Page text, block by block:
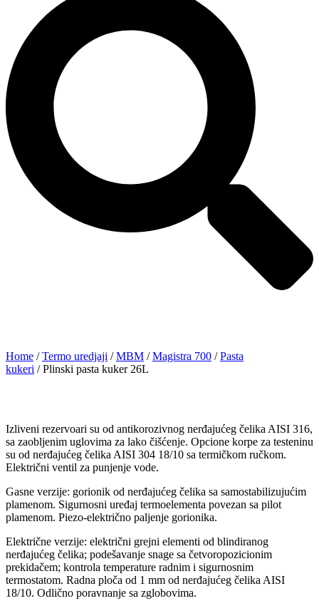
Home /Termo uredjaji /MBM /Magistra 700 /Pasta
kukeri / Plinski pasta kuker 26L
Izliveni rezervoari su od antikorozivnog nerđajućeg čelika AISI 316,
sa zaobljenim uglovima za lako čišćenje. Opcione korpe za testeninu
su od nerđajućeg čelika AISI 304 18/10 sa termičkom ručkom.
Električni ventil za punjenje vode.
Gasne verzije: gorionik od nerđajućeg čelika sa samostabilizujućim
plamenom. Sigurnosni uređaj termoelementa povezan sa pilot
plamenom. Piezo-električno paljenje gorionika.
Električne verzije: električni grejni elementi od blindiranog
nerđajućeg čelika; podešavanje snage sa četvoropozicionim
prekidačem; kontrola temperature radnim i sigurnosnim
termostatom. Radna ploča od 1 mm od nerđajućeg čelika AISI
18/10. Odlično poravnanje sa zglobovima.